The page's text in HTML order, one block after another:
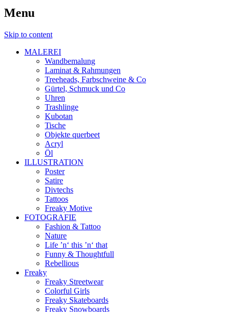
Menu
Skip to content
MALEREI
Wandbemalung
Laminat & Rahmungen
Treeheads, Farbschweine & Co
Gürtel, Schmuck und Co
Uhren
Trashlinge
Kubotan
Tische
Objekte querbeet
Acryl
Öl
ILLUSTRATION
Poster
Satire
Divtechs
Tattoos
Freaky Motive
FOTOGRAFIE
Fashion & Tattoo
Nature
Life ’n‘ this ’n‘ that
Funny & Thoughtfull
Rebellious
Freaky
Freaky Streetwear
Colorful Girls
Freaky Skateboards
Freaky Snowboards